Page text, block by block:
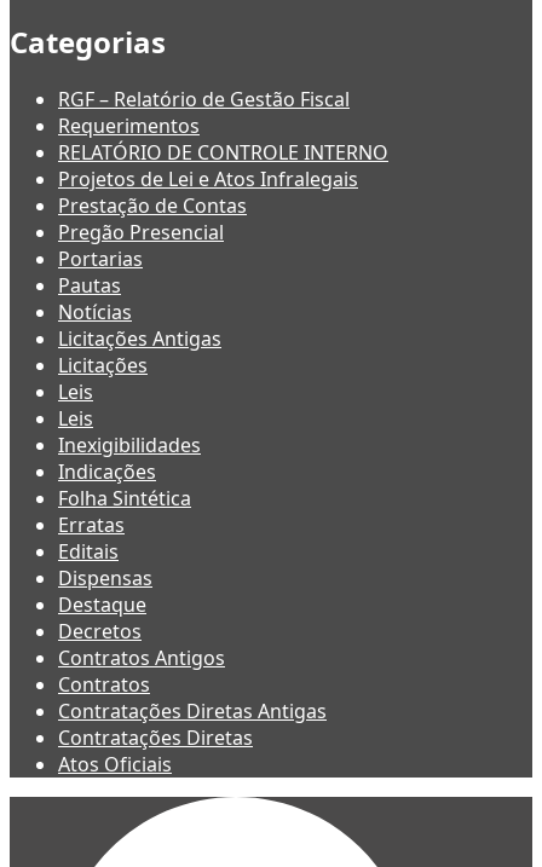
Categorias
RGF – Relatório de Gestão Fiscal
Requerimentos
RELATÓRIO DE CONTROLE INTERNO
Projetos de Lei e Atos Infralegais
Prestação de Contas
Pregão Presencial
Portarias
Pautas
Notícias
Licitações Antigas
Licitações
Leis
Leis
Inexigibilidades
Indicações
Folha Sintética
Erratas
Editais
Dispensas
Destaque
Decretos
Contratos Antigos
Contratos
Contratações Diretas Antigas
Contratações Diretas
Atos Oficiais